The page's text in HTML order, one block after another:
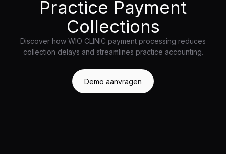
Practice Payment
Collections
Discover how WIO CLINIC payment processing reduces
collection delays and streamlines practice accounting.
Demo aanvragen